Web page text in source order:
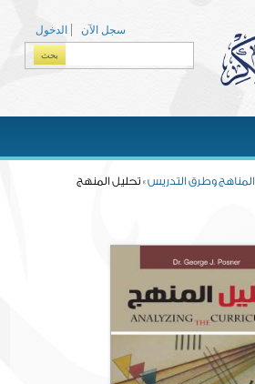
الدخول
سجل الآن
المناهج وطرق التدريس» تحليل المنهج